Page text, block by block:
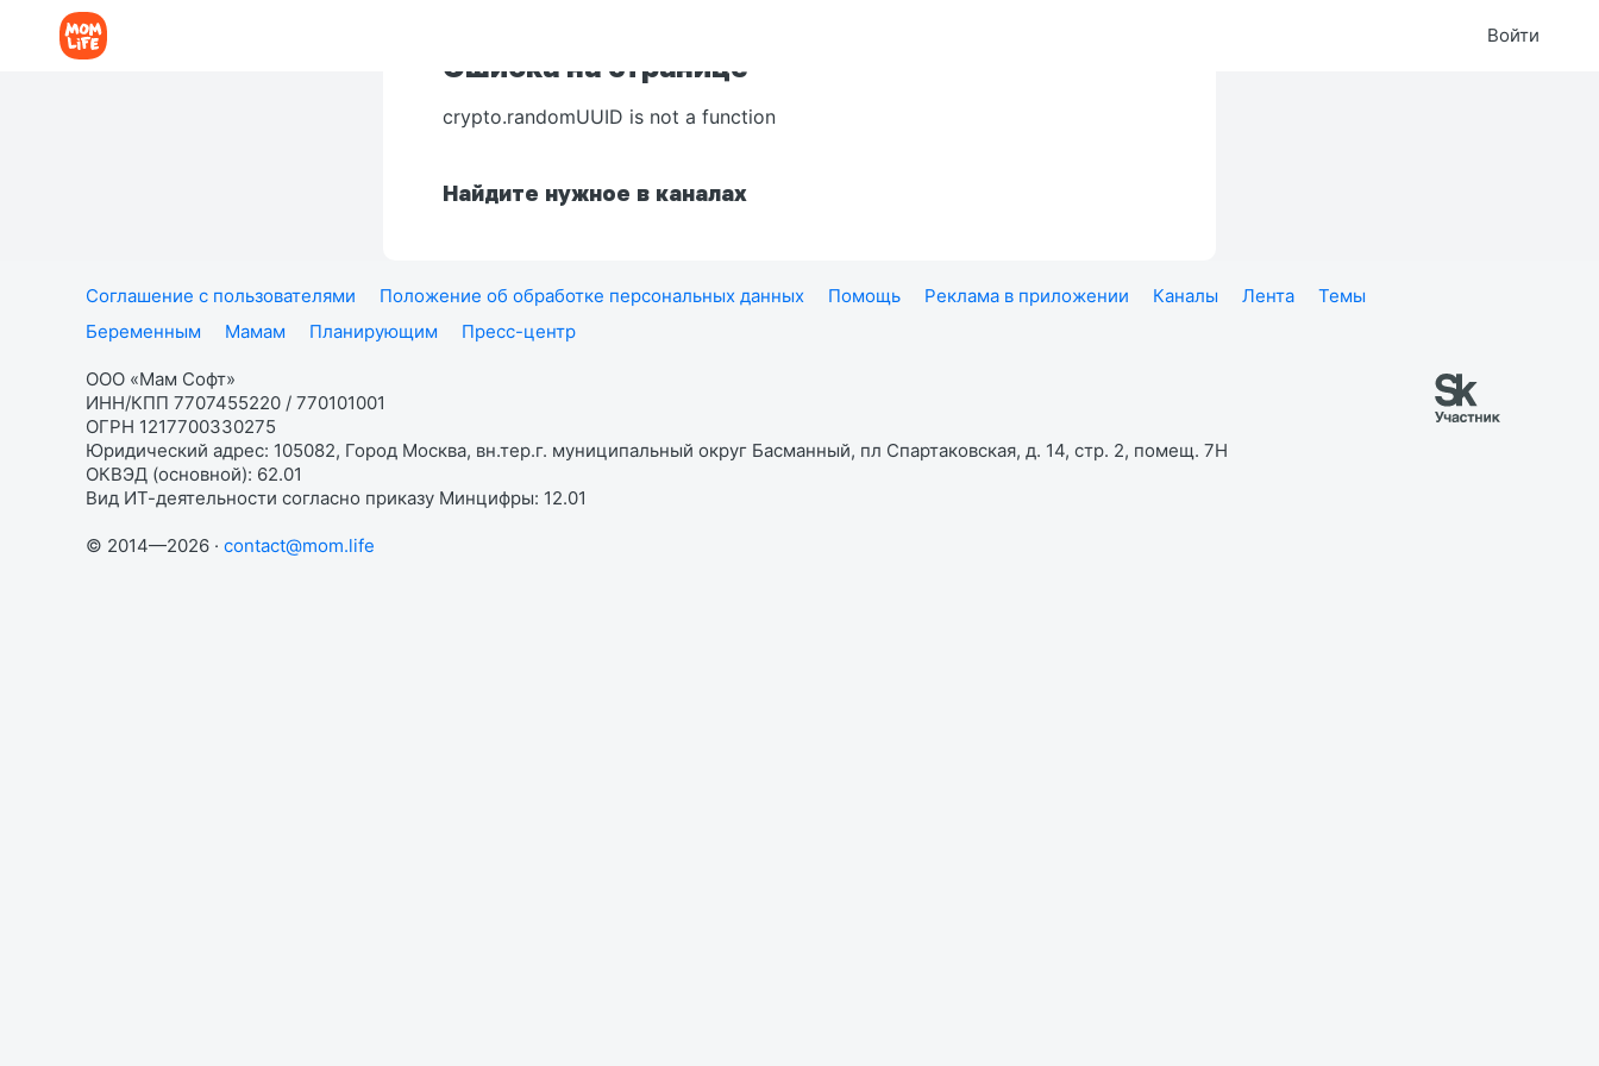
Войти
Ошибка на странице
crypto.randomUUID is not a function
Найдите нужное в каналах
Соглашение с пользователями Положение об обработке персональных данных Помощь Реклама в приложении Каналы Лента
Темы
Беременным
Мамам Планирующим Пресс-центр
ООО «Мам Софт»
ИНН/КПП 7707455220 / 770101001
ОГРН 1217700330275
Юридический адрес: 105082, Город Москва, вн.тер.г. муниципальный округ Басманный, пл Спартаковская, д. 14, стр. 2, помещ. 7Н
ОКВЭД (основной): 62.01
Вид ИТ-деятельности согласно приказу Минцифры: 12.01
© 2014—2026 · contact@mom.life